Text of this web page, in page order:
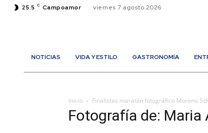
25.5 C Campoamor viernes 7 agosto 2026
NOTICIAS VIDA Y ESTILO GASTRONOMÍA
Inicio Finalistas maratón fotográfico Moreno
Fotografía de: Maria